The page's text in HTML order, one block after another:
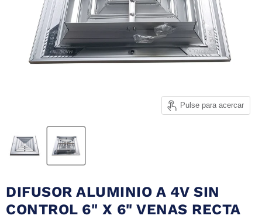
Pulse para acercar
DIFUSOR ALUMINIO A 4V SIN
CONTROL 6" X 6" VENAS RECTA